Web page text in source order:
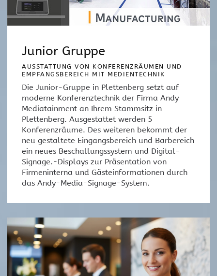
Junior Gruppe
AUSSTATTUNG VON KONFERENZRÄUMEN UND
EMPFANGSBEREICH MIT MEDIENTECHNIK
Die Junior-Gruppe in Plettenberg setzt auf
moderne Konferenztechnik der Firma Andy
Mediatainment an Ihrem Stammsitz in
Plettenberg. Ausgestattet werden 5
Konferenzräume. Des weiteren bekommt der
neu gestaltete Eingangsbereich und Barbereich
ein neues Beschallungssystem und Digital-
Signage.-Displays zur Präsentation von
Firmeninterna und Gästeinformationen durch
das Andy-Media-Signage-System.